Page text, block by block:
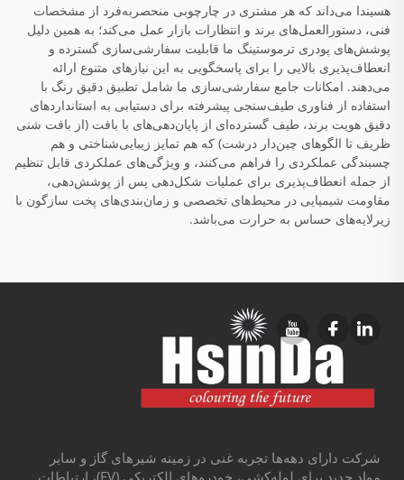
هسیندا می‌داند که هر مشتری در چارچوبی منحصربه‌فرد از مشخصات
فنی، دستورالعمل‌های برند و انتظارات بازار عمل می‌کند؛ به همین دلیل
پوشش‌های پودری ترموستینگ ما قابلیت سفارشی‌سازی گسترده و
انعطاف‌پذیری بالایی را برای پاسخگویی به این نیازهای متنوع ارائه
می‌دهند. امکانات جامع سفارشی‌سازی ما شامل تطبیق دقیق رنگ با
استفاده از فناوری طیف‌سنجی پیشرفته برای دستیابی به استانداردهای
دقیق هویت برند، طیف گسترده‌ای از پایان‌دهی‌های با بافت (از بافت شنی
ظریف تا الگوهای چین‌دار درشت) که هم تمایز زیبایی‌شناختی و هم
چسبندگی عملکردی را فراهم می‌کنند، و ویژگی‌های عملکردی قابل تنظیم
از جمله انعطاف‌پذیری برای عملیات شکل‌دهی پس از پوشش‌دهی،
مقاومت شیمیایی در محیط‌های تخصصی و زمان‌بندی‌های پخت سازگون با
زیرلایه‌های حساس به حرارت می‌باشد.
شرکت دارای دهه‌ها تجربه غنی در زمینه شیرهای گاز و سایر